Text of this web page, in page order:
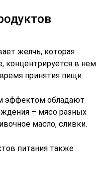
желчь, которая
концентрируется в нем
принятия пищи.
эффектом обладают
– мясо разных
масло, сливки.
питания также